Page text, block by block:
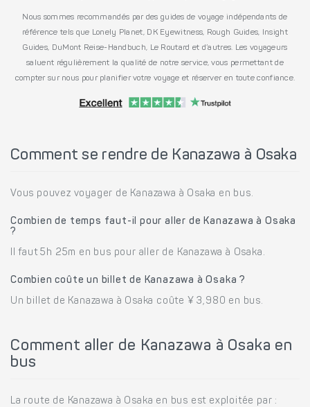
Nous sommes recommandés par des guides de voyage indépendants de
référence tels que Lonely Planet, DK Eyewitness, Rough Guides, Insight
Guides, DuMont Reise-Handbuch, Le Routard et d’autres. Les voyageurs
saluent régulièrement la qualité de notre service, vous permettant de
compter sur nous pour planifier votre voyage et réserver en toute confiance.
Comment se rendre de Kanazawa à Osaka
Vous pouvez voyager de Kanazawa à Osaka en bus.
Combien de temps faut-il pour aller de Kanazawa à Osaka
?
Il faut 5h 25m en bus pour aller de Kanazawa à Osaka.
Combien coûte un billet de Kanazawa à Osaka ?
Un billet de Kanazawa à Osaka coûte ¥ 3,980 en bus.
Comment aller de Kanazawa à Osaka en
bus
La route de Kanazawa à Osaka en bus est exploitée par :